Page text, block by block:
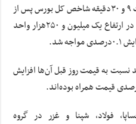
به گزارش کسب و کار نیوز، در ساعت ۹ و ۳۰دقیقه شاخص کل بورس پس از
افت ۶هزار و ۵۶۰واحدی (۰.۵درصد) در ارتفاع یک میلیون و ۲۵۰هزار واحد
شد.
سه درصد نسبت به قیمت روز قبل آن‌ها افزایش
فولاد، شپنا و غزر در گروه